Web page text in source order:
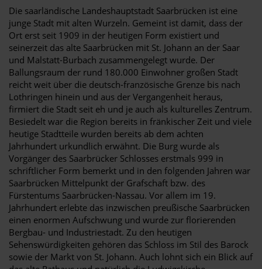
Die saarländische Landeshauptstadt Saarbrücken ist eine
junge Stadt mit alten Wurzeln. Gemeint ist damit, dass der
Ort erst seit 1909 in der heutigen Form existiert und
seinerzeit das alte Saarbrücken mit St. Johann an der Saar
und Malstatt-Burbach zusammengelegt wurde. Der
Ballungsraum der rund 180.000 Einwohner großen Stadt
reicht weit über die deutsch-französische Grenze bis nach
Lothringen hinein und aus der Vergangenheit heraus,
firmiert die Stadt seit eh und je auch als kulturelles Zentrum.
Besiedelt war die Region bereits in fränkischer Zeit und viele
heutige Stadtteile wurden bereits ab dem achten
Jahrhundert urkundlich erwähnt. Die Burg wurde als
Vorgänger des Saarbrücker Schlosses erstmals 999 in
schriftlicher Form bemerkt und in den folgenden Jahren war
Saarbrücken Mittelpunkt der Grafschaft bzw. des
Fürstentums Saarbrücken-Nassau. Vor allem im 19.
Jahrhundert erlebte das inzwischen preußische Saarbrücken
einen enormen Aufschwung und wurde zur florierenden
Bergbau- und Industriestadt. Zu den heutigen
Sehenswürdigkeiten gehören das Schloss im Stil des Barock
sowie der Markt von St. Johann. Auch lohnt sich ein Blick auf